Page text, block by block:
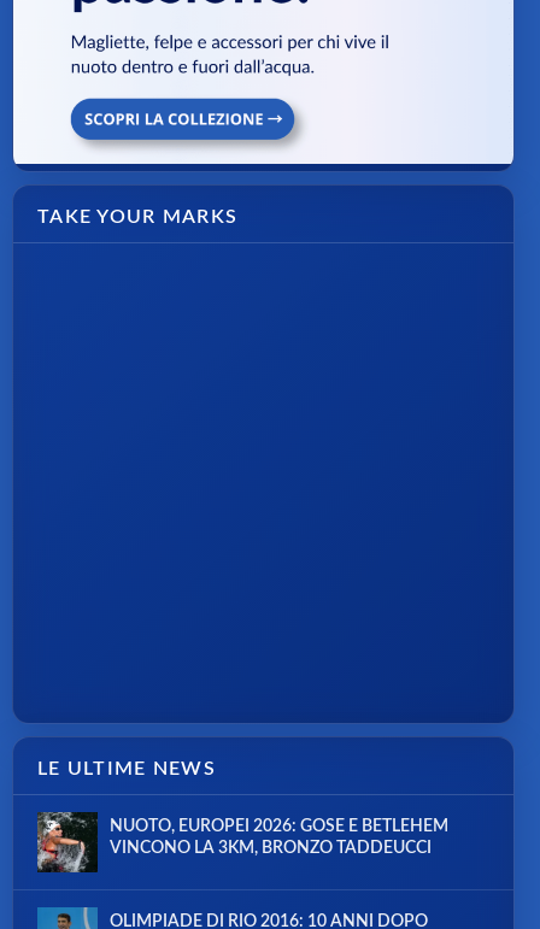
TAKE YOUR MARKS
LE ULTIME NEWS
NUOTO, EUROPEI 2026: GOSE E BETLEHEM
VINCONO LA 3KM, BRONZO TADDEUCCI
OLIMPIADE DI RIO 2016: 10 ANNI DOPO